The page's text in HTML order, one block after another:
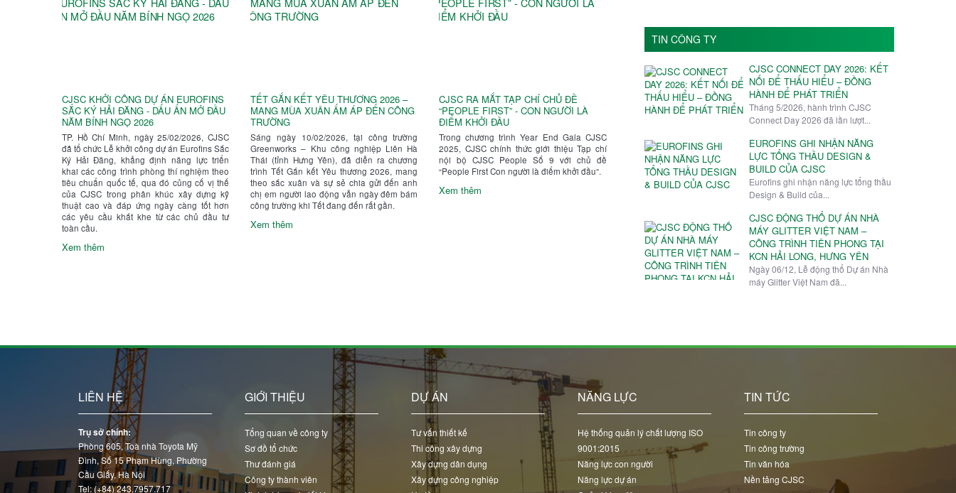
CJSC KHỞI CÔNG DỰ ÁN EUROFINS
SẮC KÝ HẢI ĐĂNG - DẤU ẤN MỞ ĐẦU
NĂM BÍNH NGỌ 2026
TP. Hồ Chí Minh, ngày 25/02/2026, CJSC
đã tổ chức Lễ khởi công dự án Eurofins Sắc
Ký Hải Đăng, khẳng định năng lực triển
khai các công trình phòng thí nghiệm theo
tiêu chuẩn quốc tế, qua đó củng cố vị thế
của CJSC trong phân khúc xây dựng kỹ
thuật cao và đáp ứng ngày càng tốt hơn
các yêu cầu khắt khe từ các chủ đầu tư
toàn cầu.
Xem thêm
TẾT GẮN KẾT YÊU THƯƠNG 2026 –
MANG MÙA XUÂN ẤM ÁP ĐẾN CÔNG
TRƯỜNG
Sáng ngày 10/02/2026, tại công trường
Greenworks – Khu công nghiệp Liên Hà
Thái (tỉnh Hưng Yên), đã diễn ra chương
trình Tết Gắn kết Yêu thương 2026, mang
theo sắc xuân và sự sẻ chia gửi đến anh
chị em người lao động vẫn ngày đêm bám
công trường khi Tết đang đến rất gần.
Xem thêm
CJSC RA MẮT TẠP CHÍ CHỦ ĐỀ
“PEOPLE FIRST” - CON NGƯỜI LÀ
ĐIỂM KHỞI ĐẦU
Trong chương trình Year End Gala CJSC
2025, CJSC chính thức giới thiệu Tạp chí
nội bộ CJSC People Số 9 với chủ đề
“People First Con người là điểm khởi đầu”.
Xem thêm
TIN CÔNG TY
CJSC CONNECT DAY 2026: KẾT
NỐI ĐỂ THẤU HIỂU – ĐỒNG
HÀNH ĐỂ PHÁT TRIỂN
Tháng 5/2026, hành trình CJSC
Connect Day 2026 đã lần lượt...
EUROFINS GHI NHẬN NĂNG
LỰC TỔNG THẦU DESIGN &
BUILD CỦA CJSC
Eurofins ghi nhận năng lực tổng thầu
Design & Build của...
CJSC ĐỘNG THỔ DỰ ÁN NHÀ
MÁY GLITTER VIỆT NAM –
CÔNG TRÌNH TIÊN PHONG TẠI
KCN HẢI LONG, HƯNG YÊN
Ngày 06/12, Lễ động thổ Dự án Nhà
máy Glitter Việt Nam đã...
LIÊN HỆ
Trụ sở chính:
Phòng 605, Toà nhà Toyota Mỹ
Đình, Số 15 Phạm Hùng, Phường
Cầu Giấy, Hà Nội
Tel: (+84) 243.7957.717
GIỚI THIỆU
Tổng quan về công ty
Sơ đồ tổ chức
Thư đánh giá
Công ty thành viên
DỰ ÁN
Tư vấn thiết kế
Thi công xây dựng
Xây dựng dân dụng
Xây dựng công nghiệp
NĂNG LỰC
Hệ thống quản lý chất lượng ISO
9001:2015
Năng lực con người
Năng lực dự án
TIN TỨC
Tin công ty
Tin công trường
Tin văn hóa
Nền tảng CJSC